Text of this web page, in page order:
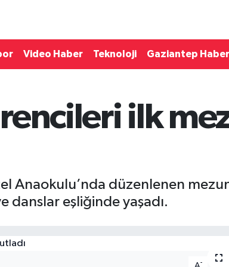
Video Haber Teknoloji Gaziantep Haber
ilk
Anaokulu’nda düzenlenen
danslar eşliğinde yaşadı.
-